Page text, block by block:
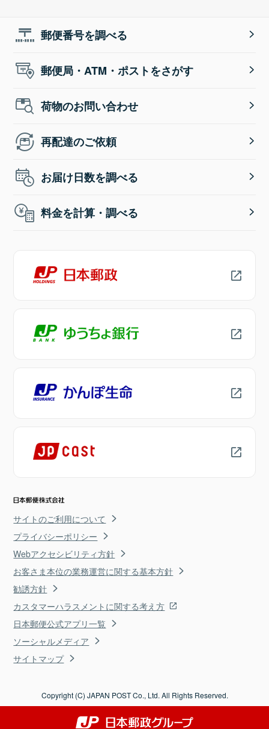
郵便番号を調べる
郵便局・ATM・ポストをさがす
荷物のお問い合わせ
再配達のご依頼
お届け日数を調べる
料金を計算・調べる
サイトのご利用について
プライバシーポリシー
Webアクセシビリティ方針
お客さま本位の業務運営に関する基本方針
勧誘方針
カスタマーハラスメントに関する考え方
日本郵便公式アプリ一覧
ソーシャルメディア
サイトマップ
Copyright (C) JAPAN POST Co., Ltd. All Rights Reserved.